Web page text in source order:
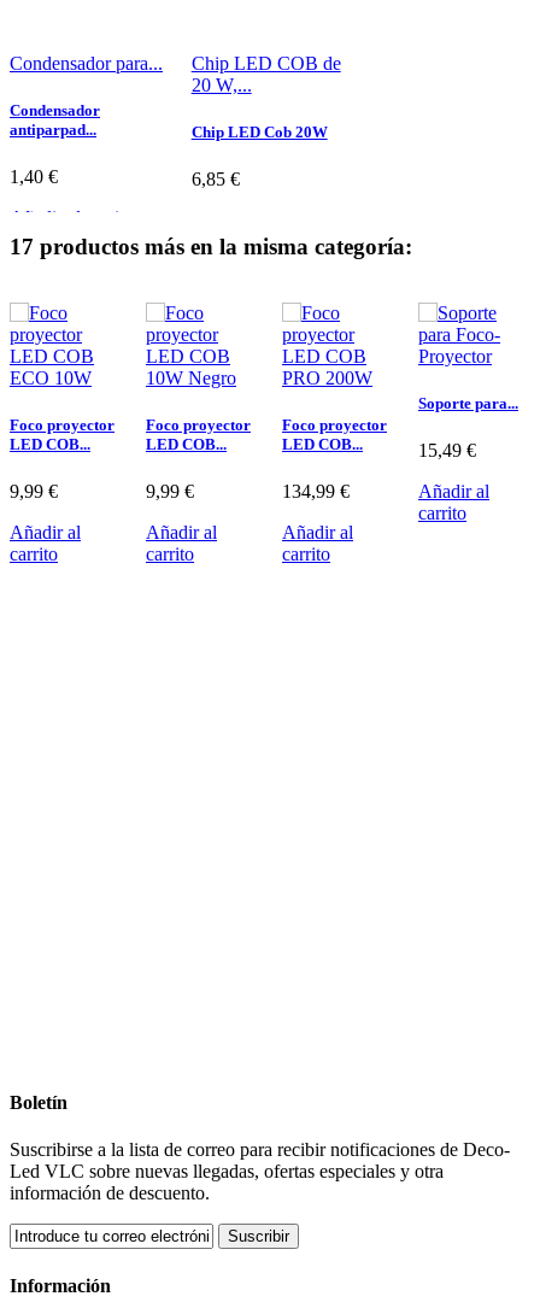
Condensador para...
Condensador
antiparpad...
1,40 €
Añadir al carrito
Chip LED COB de
20 W,...
Chip LED Cob 20W
6,85 €
17 productos más en la misma categoría:
Foco proyector
LED COB...
9,99 €
Añadir al
carrito
Foco proyector
LED COB...
9,99 €
Añadir al
carrito
Foco proyector
LED COB...
134,99 €
Añadir al
carrito
Soporte para...
15,49 €
Añadir al
carrito
Boletín
Suscribirse a la lista de correo para recibir notificaciones de Deco-
Led VLC sobre nuevas llegadas, ofertas especiales y otra
información de descuento.
Suscribir
Información